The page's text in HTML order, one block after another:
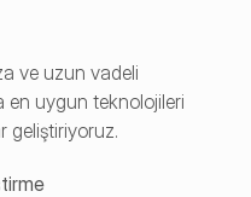
ve uzun vadeli
en uygun teknolojileri
geliştiriyoruz.